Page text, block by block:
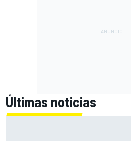
Últimas noticias